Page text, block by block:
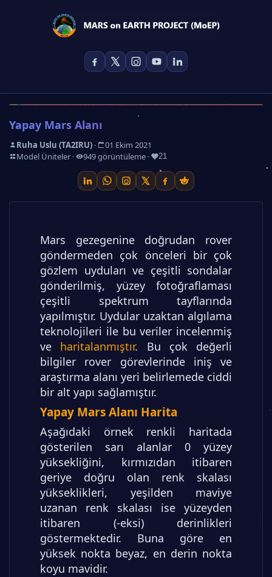
Yapay Mars Alanı
Ruha Uslu (TA2IRU)- 01 Ekim 2021
- Model Üniteler- 949 görüntüleme- 21
Mars gezegenine doğrudan rover
göndermeden çok önceleri bir çok
gözlem uyduları ve çeşitli sondalar
gönderilmiş, yüzey fotoğraflaması
çeşitli spektrum tayflarında
yapılmıştır. Uydular uzaktan algılama
teknolojileri ile bu veriler incelenmiş
ve haritalanmıştır. Bu çok değerli
bilgiler rover görevlerinde iniş ve
araştırma alanı yeri belirlemede ciddi
bir alt yapı sağlamıştır.
Yapay Mars Alanı Harita
Aşağıdaki örnek renkli haritada
gösterilen sarı alanlar 0 yüzey
yüksekliğini, kırmızıdan itibaren
geriye doğru olan renk skalası
yükseklikleri, yeşilden maviye
uzanan renk skalası ise yüzeyden
itibaren (-eksi) derinlikleri
göstermektedir. Buna göre en
yüksek nokta beyaz, en derin nokta
koyu mavidir.